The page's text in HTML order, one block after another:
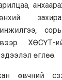
өглөө.
өвчний